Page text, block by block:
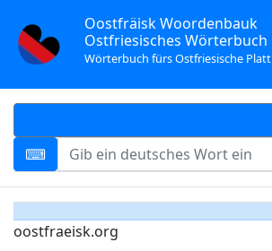
Oostfräisk Woordenbauk
Ostfriesisches Wörterbuch
Wörterbuch fürs Ostfriesische Platt
oostfraeisk.org